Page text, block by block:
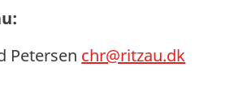
Petersen chr@ritzau.dk